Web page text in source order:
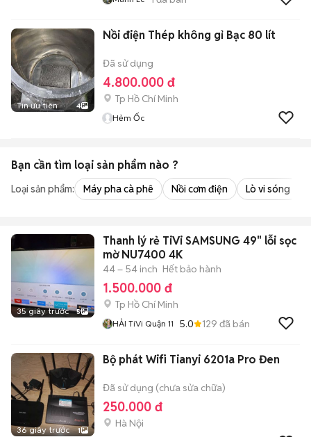
Tin ưu tiên 4
Nồi điện Thép không gỉ Bạc 80 lít
Đã sử dụng
4.800.000 đ
Tp Hồ Chí Minh
Hẻm Ốc
Bạn cần tìm loại sản phẩm nào ?
Loại sản phẩm: Máy pha cà phê Nồi cơm điện Lò vi sóng
35 giây trước 5
Thanh lý rẻ TiVi SAMSUNG 49" lỗi sọc
mờ NU7400 4K
44 – 54 inch Hết bảo hành
1.500.000 đ
Tp Hồ Chí Minh
HẢI TiVi Quận 11 5.0 129 đã bán
36 giây trước 1
Bộ phát Wifi Tianyi 6201a Pro Đen
Đã sử dụng (chưa sửa chữa)
250.000 đ
Hà Nội